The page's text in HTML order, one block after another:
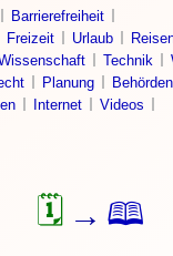
Barrierefreiheit
Freizeit Urlaub
Technik
Planung Behörden
Internet Videos
🗓 → 🕮